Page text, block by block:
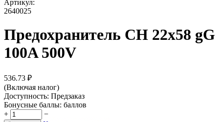
Артикул:
2640025
Предохранитель CH 22x58 gG
100A 500V
536.73 ₽
(Включая налог)
Доступность: Предзаказ
Бонусные баллы: баллов
+
−